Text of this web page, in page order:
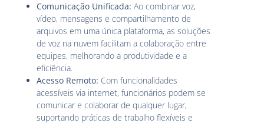
Comunicação Unificada: Ao combinar voz,
vídeo, mensagens e compartilhamento de
arquivos em uma única plataforma, as soluções
de voz na nuvem facilitam a colaboração entre
equipes, melhorando a produtividade e a
eficiência.
Acesso Remoto: Com funcionalidades
acessíveis via internet, funcionários podem se
comunicar e colaborar de qualquer lugar,
suportando práticas de trabalho flexíveis e